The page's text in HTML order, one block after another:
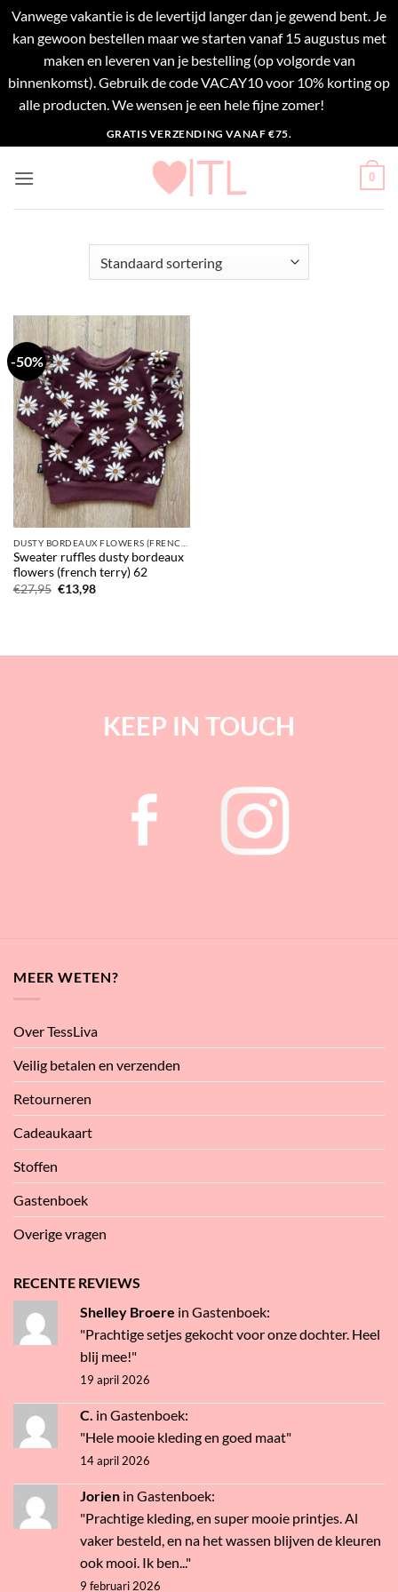
Vanwege vakantie is de levertijd langer dan je gewend bent. Je
kan gewoon bestellen maar we starten vanaf 15 augustus met
maken en leveren van je bestelling (op volgorde van
binnenkomst). Gebruik de code VACAY10 voor 10% korting op
alle producten. We wensen je een hele fijne zomer!
naar
inhoud
GRATIS VERZENDING VANAF €75.
0
-50%
Sweater ruffles dusty bordeaux
flowers (french terry) 62
€27,95 Oorspronkelijke
prijs
€13,98Huidige
KEEP IN TOUCH
MEER WETEN?
Over TessLiva
Veilig betalen en verzenden
Retourneren
Cadeaukaart
Stoffen
Gastenboek
Overige vragen
RECENTE REVIEWS
Shelley Broere in Gastenboek:
"Prachtige setjes gekocht voor onze dochter. Heel
blij mee!"
19 april 2026
C. in Gastenboek:
"Hele mooie kleding en goed maat"
14 april 2026
Jorien in Gastenboek:
"Prachtige kleding, en super mooie printjes. Al
vaker besteld, en na het wassen blijven de kleuren
ook mooi. Ik ben..."
9 februari 2026